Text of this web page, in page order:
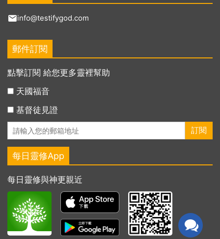
info@testifygod.com
郵件訂閱
點擊訂閱 給您更多靈裡幫助
天國福音
基督徒見證
每日靈修App
每日靈修與神更親近